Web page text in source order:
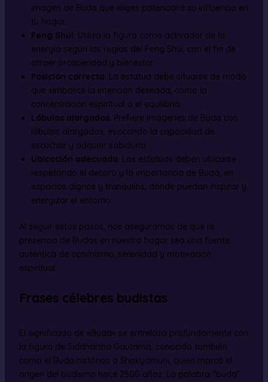
imagen de Buda que eliges potenciará su influencia en
tu hogar.
Feng Shui: Utiliza la figura como activador de la
energía según las reglas del Feng Shui, con el fin de
atraer prosperidad y bienestar.
Posición correcta: La estatua debe situarse de modo
que simbolice la intención deseada, como la
concentración espiritual o el equilibrio.
Lóbulos alargados: Prefiere imágenes de Buda con
lóbulos alargados, evocando la capacidad de
escuchar y adquirir sabiduría.
Ubicación adecuada: Las estatuas deben ubicarse
respetando el decoro y la importancia de Buda, en
espacios dignos y tranquilos, donde puedan inspirar y
energizar el entorno.
Al seguir estos pasos, nos aseguramos de que la
presencia de Budas en nuestro hogar sea una fuente
auténtica de optimismo, serenidad y motivación
espiritual.
Frases célebres budistas
El significado de «Buda» se entrelaza profundamente con
la figura de Siddhartha Gautama, conocido también
como el Buda histórico o Shakyamuni, quien marcó el
origen del budismo hace 2500 años. La palabra “buda”